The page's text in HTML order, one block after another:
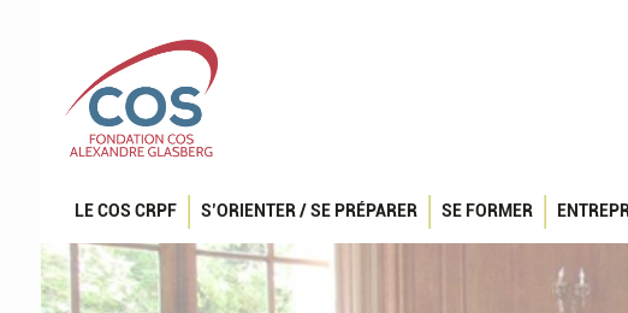
LE COS CRPF S’ORIENTER / SE PRÉPARER SE FORMER